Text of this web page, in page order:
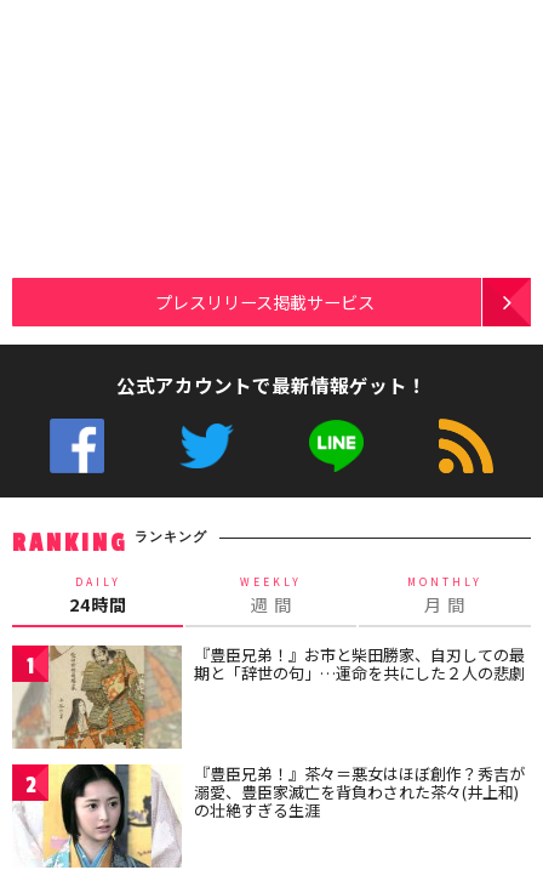
プレスリリース掲載サービス
公式アカウントで最新情報ゲット！
RANKING ランキング
DAILY
24時間
WEEKLY
週 間
MONTHLY
月 間
1 『豊臣兄弟！』お市と柴田勝家、自刃しての最
期と「辞世の句」…運命を共にした２人の悲劇
2 『豊臣兄弟！』茶々＝悪女はほぼ創作？秀吉が
溺愛、豊臣家滅亡を背負わされた茶々(井上和)
の壮絶すぎる生涯